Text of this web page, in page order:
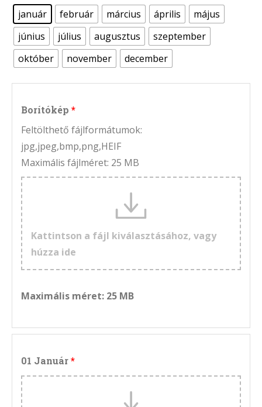
január
február március április
május
június
július augusztus
szeptember
október
november december
Borítókép
Feltölthető fájlformátumok:
jpg,jpeg,bmp,png,HEIF
Maximális fájlméret: 25 MB
Kattintson a fájl kiválasztásához, vagy
húzza ide
Maximális méret: 25 MB
01 Január